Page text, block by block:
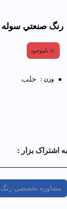
رنگ صنعتي سوله
ناموجود
وزن : حلب
به اشتراک بزار :
مشاوره تخصصی رنگ